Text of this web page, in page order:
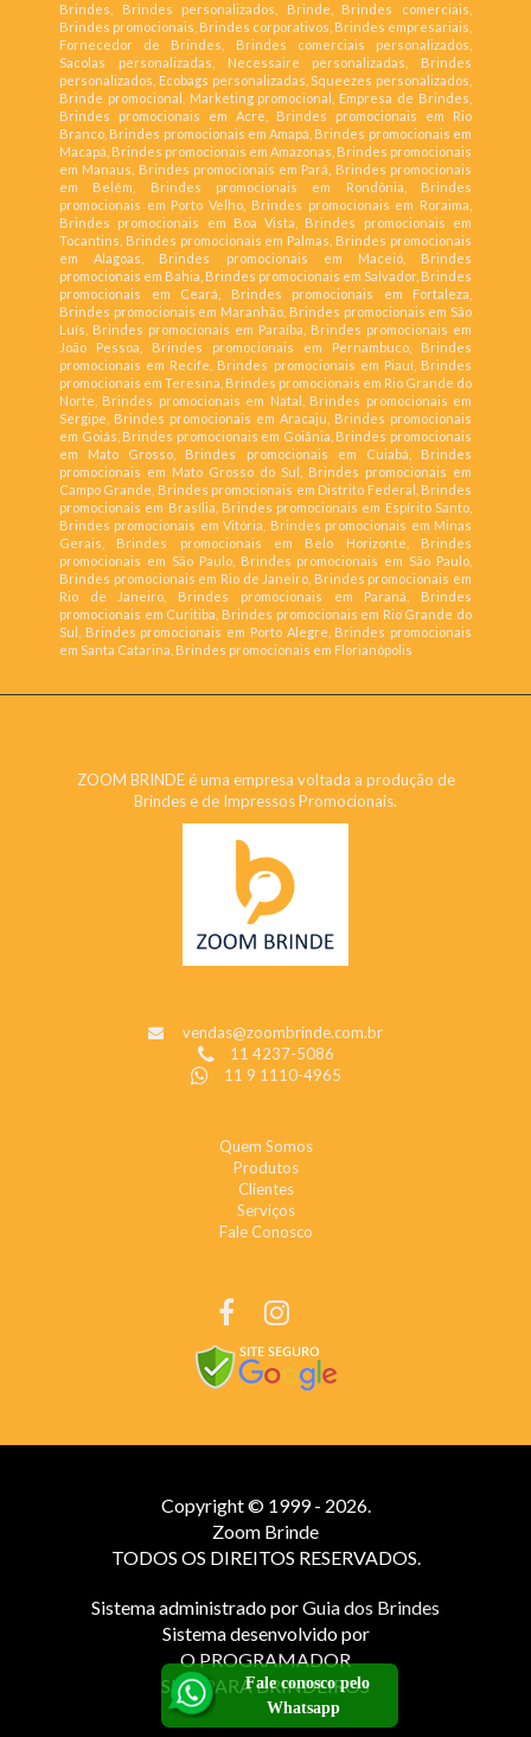
Brindes, Brindes personalizados, Brinde, Brindes comerciais,
Brindes promocionais, Brindes corporativos, Brindes empresariais,
Fornecedor de Brindes, Brindes comerciais personalizados,
Sacolas personalizadas, Necessaire personalizadas, Brindes
personalizados, Ecobags personalizadas, Squeezes personalizados,
Brinde promocional, Marketing promocional, Empresa de Brindes,
Brindes promocionais em Acre, Brindes promocionais em Rio
Branco, Brindes promocionais em Amapá, Brindes promocionais em
Macapá, Brindes promocionais em Amazonas, Brindes promocionais
em Manaus, Brindes promocionais em Pará, Brindes promocionais
em Belém, Brindes promocionais em Rondônia, Brindes
promocionais em Porto Velho, Brindes promocionais em Roraima,
Brindes promocionais em Boa Vista, Brindes promocionais em
Tocantins, Brindes promocionais em Palmas, Brindes promocionais
em Alagoas, Brindes promocionais em Maceió, Brindes
promocionais em Bahia, Brindes promocionais em Salvador, Brindes
promocionais em Ceará, Brindes promocionais em Fortaleza,
Brindes promocionais em Maranhão, Brindes promocionais em São
Luís, Brindes promocionais em Paraíba, Brindes promocionais em
João Pessoa, Brindes promocionais em Pernambuco, Brindes
promocionais em Recife, Brindes promocionais em Piauí, Brindes
promocionais em Teresina, Brindes promocionais em Rio Grande do
Norte, Brindes promocionais em Natal, Brindes promocionais em
Sergipe, Brindes promocionais em Aracaju, Brindes promocionais
em Goiás, Brindes promocionais em Goiânia, Brindes promocionais
em Mato Grosso, Brindes promocionais em Cuiabá, Brindes
promocionais em Mato Grosso do Sul, Brindes promocionais em
Campo Grande, Brindes promocionais em Distrito Federal, Brindes
promocionais em Brasília, Brindes promocionais em Espírito Santo,
Brindes promocionais em Vitória, Brindes promocionais em Minas
Gerais, Brindes promocionais em Belo Horizonte, Brindes
promocionais em São Paulo, Brindes promocionais em São Paulo,
Brindes promocionais em Rio de Janeiro, Brindes promocionais em
Rio de Janeiro, Brindes promocionais em Paraná, Brindes
promocionais em Curitiba, Brindes promocionais em Rio Grande do
Sul, Brindes promocionais em Porto Alegre, Brindes promocionais
em Santa Catarina, Brindes promocionais em Florianópolis
ZOOM BRINDE é uma empresa voltada a produção de
Brindes e de Impressos Promocionais.
vendas@zoombrinde.com.br
11 4237-5086
11 9 1110-4965
Quem Somos
Produtos
Clientes
Serviços
Fale Conosco
Copyright © 1999 - 2026.
Zoom Brinde
TODOS OS DIREITOS RESERVADOS.
Sistema administrado porGuia dos Brindes
Sistema desenvolvido por
O PROGRAMADOR
SITE PARA BRINDEIROS
Fale conosco pelo
Whatsapp